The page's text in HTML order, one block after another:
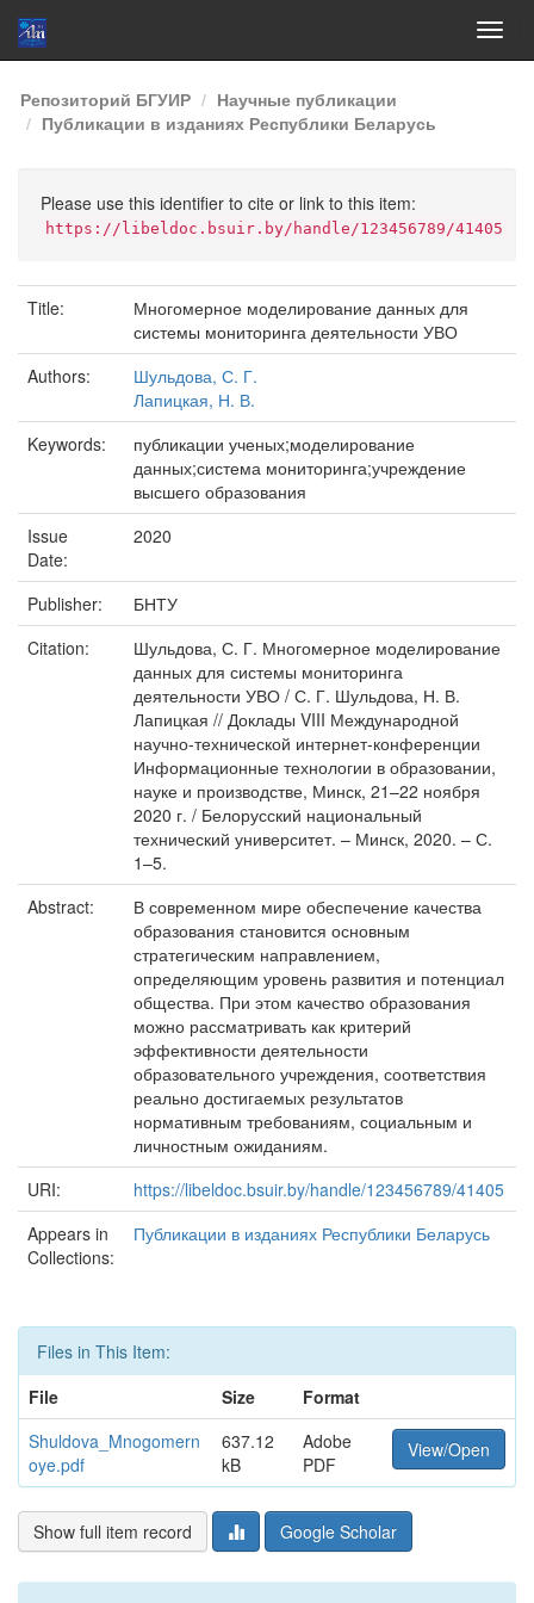
Skip
navigation
Репозиторий БГУИР
Научные публикации
Публикации в изданиях Республики Беларусь
Please use this identifier to cite or link to this item:
https://libeldoc.bsuir.by/handle/123456789/41405
Title:
Многомерное моделирование данных для
системы мониторинга деятельности УВО
Authors:
Шульдова, С. Г.
Лапицкая, Н. В.
Keywords:
публикации ученых;моделирование
данных;система мониторинга;учреждение
высшего образования
Issue
Date:
2020
Publisher:
БНТУ
Citation:
Шульдова, С. Г. Многомерное моделирование
данных для системы мониторинга
деятельности УВО / С. Г. Шульдова, Н. В.
Лапицкая // Доклады VIII Международной
научно-технической интернет-конференции
Информационные технологии в образовании,
науке и производстве, Минск, 21–22 ноября
2020 г. / Белорусский национальный
технический университет. – Минск, 2020. – С.
1–5.
Abstract:
В современном мире обеспечение качества
образования становится основным
стратегическим направлением,
определяющим уровень развития и потенциал
общества. При этом качество образования
можно рассматривать как критерий
эффективности деятельности
образовательного учреждения, соответствия
реально достигаемых результатов
нормативным требованиям, социальным и
личностным ожиданиям.
URI:
https://libeldoc.bsuir.by/handle/123456789/41405
Appears in
Collections:
Публикации в изданиях Республики Беларусь
Files in This Item:
File
Size
Format
Shuldova_Mnogomern
oye.pdf
637.12
kB
Adobe
PDF
View/Open
Show full item record Google Scholar